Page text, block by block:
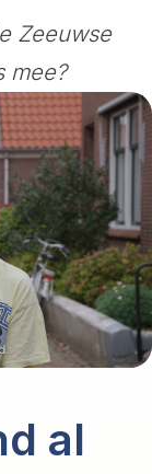
Zeeuwse
mee?
al